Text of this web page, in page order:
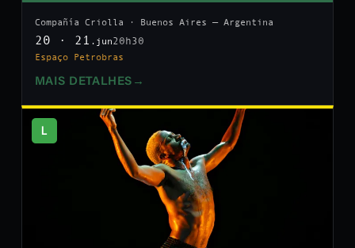
Compañía Criolla · Buenos Aires — Argentina
20 · 21 .jun20h30
Espaço Petrobras
MAIS DETALHES →
L